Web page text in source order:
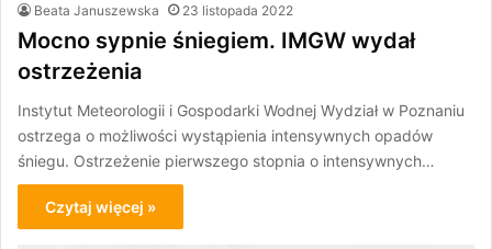
Beata Januszewska 23 listopada 2022
Mocno sypnie śniegiem. IMGW wydał
ostrzeżenia
Instytut Meteorologii i Gospodarki Wodnej Wydział w Poznaniu
ostrzega o możliwości wystąpienia intensywnych opadów
śniegu. Ostrzeżenie pierwszego stopnia o intensywnych…
Czytaj więcej »